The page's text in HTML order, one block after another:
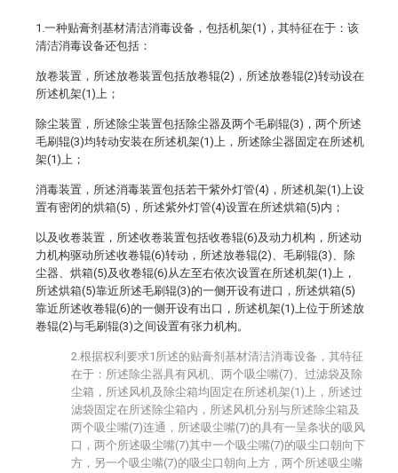
1.一种贴膏剂基材清洁消毒设备，包括机架(1)，其特征在于：该
清洁消毒设备还包括：
放卷装置，所述放卷装置包括放卷辊(2)，所述放卷辊(2)转动设在
所述机架(1)上；
除尘装置，所述除尘装置包括除尘器及两个毛刷辊(3)，两个所述
毛刷辊(3)均转动安装在所述机架(1)上，所述除尘器固定在所述机
架(1)上；
消毒装置，所述消毒装置包括若干紫外灯管(4)，所述机架(1)上设
置有密闭的烘箱(5)，所述紫外灯管(4)设置在所述烘箱(5)内；
以及收卷装置，所述收卷装置包括收卷辊(6)及动力机构，所述动
力机构驱动所述收卷辊(6)转动，所述放卷辊(2)、毛刷辊(3)、除
尘器、烘箱(5)及收卷辊(6)从左至右依次设置在所述机架(1)上，
所述烘箱(5)靠近所述毛刷辊(3)的一侧开设有进口，所述烘箱(5)
靠近所述收卷辊(6)的一侧开设有出口，所述机架(1)上位于所述放
卷辊(2)与毛刷辊(3)之间设置有张力机构。
2.根据权利要求1所述的贴膏剂基材清洁消毒设备，其特征
在于：所述除尘器具有风机、两个吸尘嘴(7)、过滤袋及除
尘箱，所述风机及除尘箱均固定在所述机架(1)上，所述过
滤袋固定在所述除尘箱内，所述风机分别与所述除尘箱及
两个吸尘嘴(7)连通，所述吸尘嘴(7)的具有一呈条状的吸风
口，两个所述吸尘嘴(7)其中一个吸尘嘴(7)的吸尘口朝向下
方，另一个吸尘嘴(7)的吸尘口朝向上方，两个所述吸尘嘴